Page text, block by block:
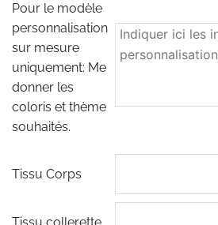
Pour le modèle
personnalisation
sur mesure
uniquement: Me
donner les
coloris et thème
souhaités.
Tissu Corps